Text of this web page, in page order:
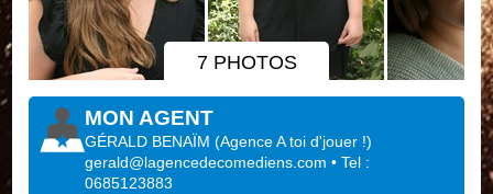
7 PHOTOS
MON AGENT
GÉRALD BENAÏM (Agence A toi d'jouer !)
gerald@lagencedecomediens.com • Tel :
0685123883